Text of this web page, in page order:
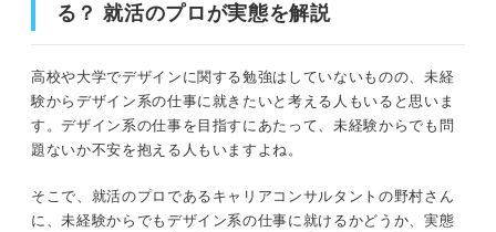
る？ 就活のプロが実態を解説
高校や大学でデザインに関する勉強はしていないものの、未経
験からデザイン系の仕事に就きたいと考える人もいると思いま
す。デザイン系の仕事を目指すにあたって、未経験からでも問
題ないか不安を抱える人もいますよね。
そこで、就活のプロであるキャリアコンサルタントの野村さん
に、未経験からでもデザイン系の仕事に就けるかどうか、実態